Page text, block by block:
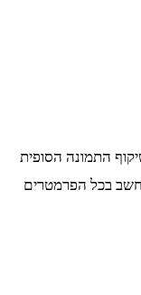
התמונה הסופית
בכל הפרמטרים